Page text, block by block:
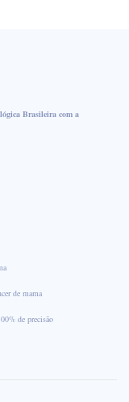
Brasileira com a
de mama
de precisão